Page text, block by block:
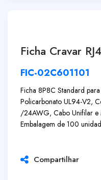
Ficha Cravar
FIC-02C601101
Ficha 8P8C Standard
Policarbonato UL94-V2,
/24AWG, Cabo Unifilar e
Embalagem de 100
Compartilhar